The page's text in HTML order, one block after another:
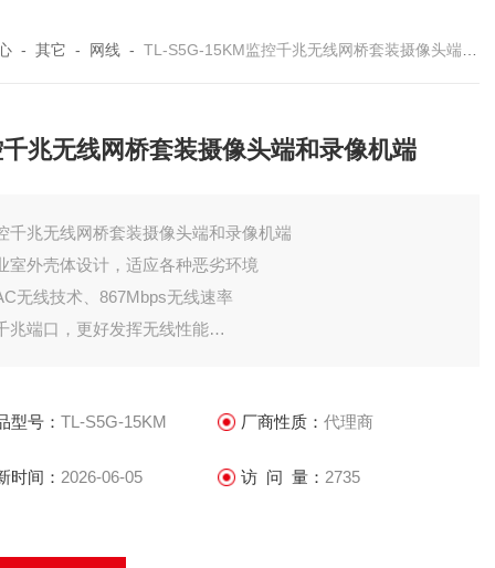
-其它 - 网线 -TL-S5G-15KM监控千兆无线网桥套装摄像头端和录像机端
兆无线网桥套装摄像头端和录像机端
千兆无线网桥套装摄像头端和录像机端
室外壳体设计，适应各种恶劣环境
无线技术、867Mbps无线速率
兆端口，更好发挥无线性能
Passive PoE 供电
型号：TL-S5G-15KM 厂商性质： 代理商
时间： 2026-06-05 访 问 量： 2735